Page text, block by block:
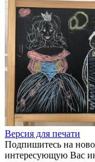
Версия для печати
Подпишитесь на
интересующую Вас